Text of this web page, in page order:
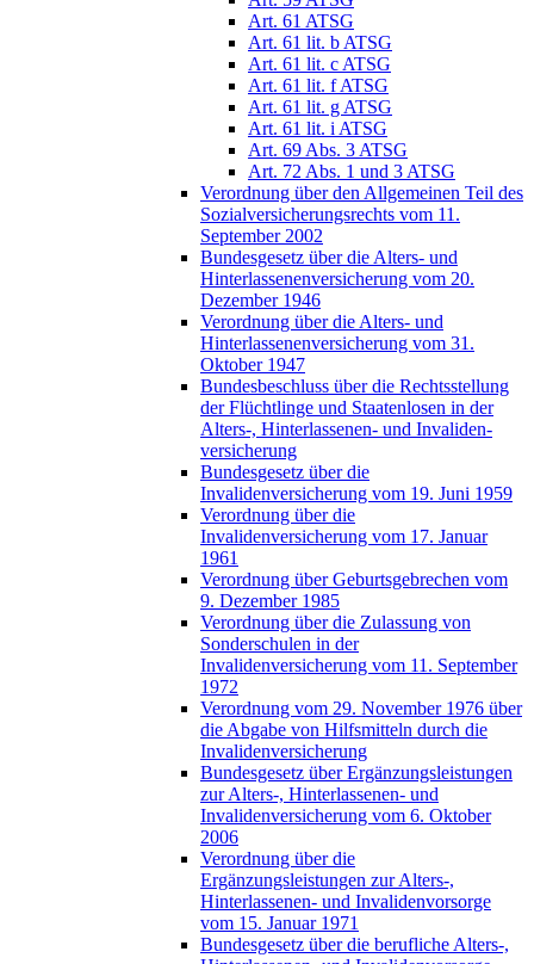
Art. 61 ATSG
Art. 61 lit. b ATSG
Art. 61 lit. c ATSG
Art. 61 lit. f ATSG
Art. 61 lit. g ATSG
Art. 61 lit. i ATSG
Art. 69 Abs. 3 ATSG
Art. 72 Abs. 1 und 3 ATSG
Verordnung über den Allgemeinen Teil des
Sozialversicherungsrechts vom 11.
September 2002
Bundesgesetz über die Alters- und
Hinterlassenenversicherung vom 20.
Dezember 1946
Verordnung über die Alters- und
Hinterlassenenversicherung vom 31.
Oktober 1947
Bundesbeschluss über die Rechtsstellung
der Flüchtlinge und Staatenlosen in der
Alters-, Hinterlassenen- und Invaliden-
versicherung
Bundesgesetz über die
Invalidenversicherung vom 19. Juni 1959
Verordnung über die
Invalidenversicherung vom 17. Januar
1961
Verordnung über Geburtsgebrechen vom
9. Dezember 1985
Verordnung über die Zulassung von
Sonderschulen in der
Invalidenversicherung vom 11. September
1972
Verordnung vom 29. November 1976 über
die Abgabe von Hilfsmitteln durch die
Invalidenversicherung
Bundesgesetz über Ergänzungsleistungen
zur Alters-, Hinterlassenen- und
Invalidenversicherung vom 6. Oktober
2006
Verordnung über die
Ergänzungsleistungen zur Alters-,
Hinterlassenen- und Invalidenvorsorge
vom 15. Januar 1971
Bundesgesetz über die berufliche Alters-,